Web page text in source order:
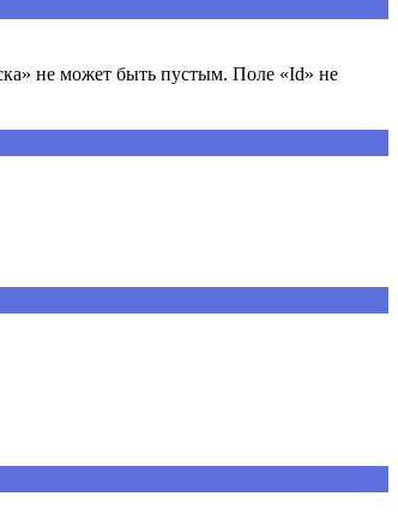
не может быть пустым. Поле «Id» не